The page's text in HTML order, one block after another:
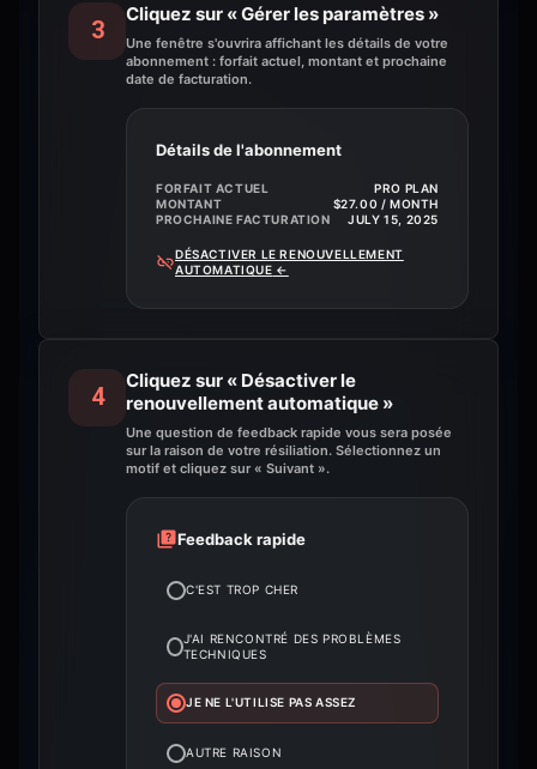
3
Cliquez sur « Gérer les paramètres »
Une fenêtre s'ouvrira affichant les détails de votre
abonnement : forfait actuel, montant et prochaine
date de facturation.
Détails de l'abonnement
FORFAIT ACTUEL
PRO PLAN
MONTANT
$27.00 / MONTH
PROCHAINE FACTURATION
JULY 15, 2025
DÉSACTIVER LE RENOUVELLEMENT
AUTOMATIQUE ←
4
Cliquez sur « Désactiver le
renouvellement automatique »
Une question de feedback rapide vous sera posée
sur la raison de votre résiliation. Sélectionnez un
motif et cliquez sur « Suivant ».
Feedback rapide
C'EST TROP CHER
J'AI RENCONTRÉ DES PROBLÈMES
TECHNIQUES
JE NE L'UTILISE PAS ASSEZ
AUTRE RAISON